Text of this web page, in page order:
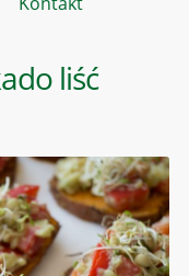
liść